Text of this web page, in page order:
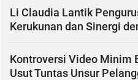
Li Claudia Lantik
Kerukunan dan Sinergi
Kontroversi Video Minim
Usut Tuntas Unsur